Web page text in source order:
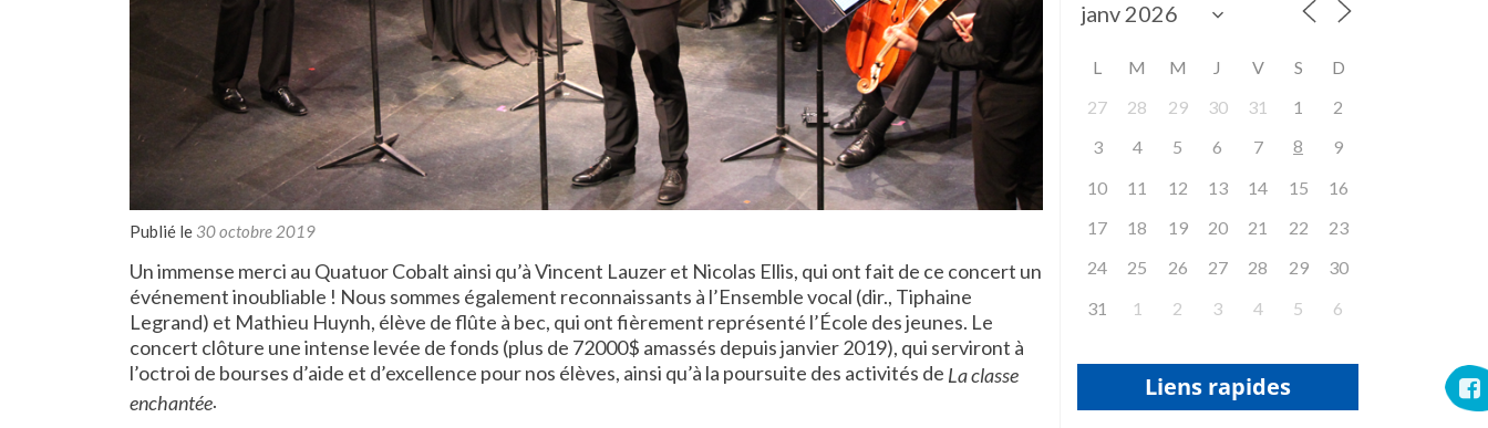
Publié le 30 octobre 2019
Un immense merci au Quatuor Cobalt ainsi qu’à Vincent Lauzer et Nicolas Ellis, qui ont fait de ce concert un
événement inoubliable ! Nous sommes également reconnaissants à l’Ensemble vocal (dir., Tiphaine
Legrand) et Mathieu Huynh, élève de flûte à bec, qui ont fièrement représenté l’École des jeunes. Le
concert clôture une intense levée de fonds (plus de 72000$ amassés depuis janvier 2019), qui serviront à
l’octroi de bourses d’aide et d’excellence pour nos élèves, ainsi qu’à la poursuite des activités de La classe
enchantée.
L M M J V S
D
27
28 29 30 31 1
2
3
4 5 6 7 8
9
10
11 12 13 14 15
16
17
18 19 20 21 22
23
24
25 26 27 28 29
30
31
1 2 3 4 5 6
Liens rapides